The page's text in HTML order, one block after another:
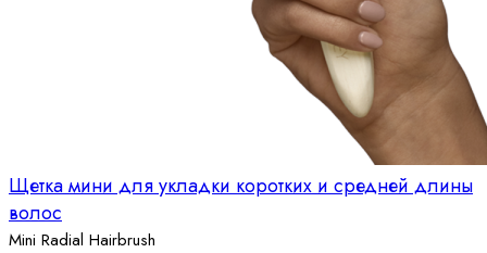
Щетка мини для укладки коротких и средней длины
волос
Mini Radial Hairbrush